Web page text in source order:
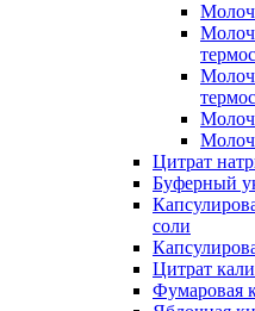
Цитрат
Буферный
соли
Цитрат
Фумаровая